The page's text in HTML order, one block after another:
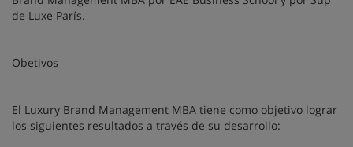
de Luxe París.
Obetivos
El Luxury Brand Management MBA tiene como objetivo lograr
los siguientes resultados a través de su desarrollo: